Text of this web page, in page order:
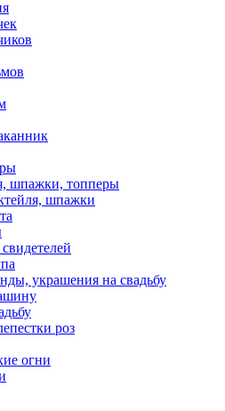
шпажки, топперы
шпажки
украшения на свадьбу
роз
огни